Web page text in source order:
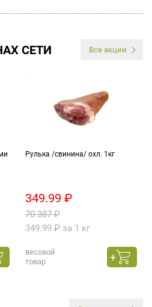
СЕТИ Все акции
Рулька /свинина/ охл. 1кг
349.99 ₽
70 387 ₽
349.99 ₽ за 1 кг
весовой
товар